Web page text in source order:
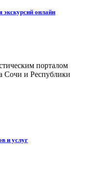
экскурсий онлайн
порталом
Сочи и Республики
и услуг